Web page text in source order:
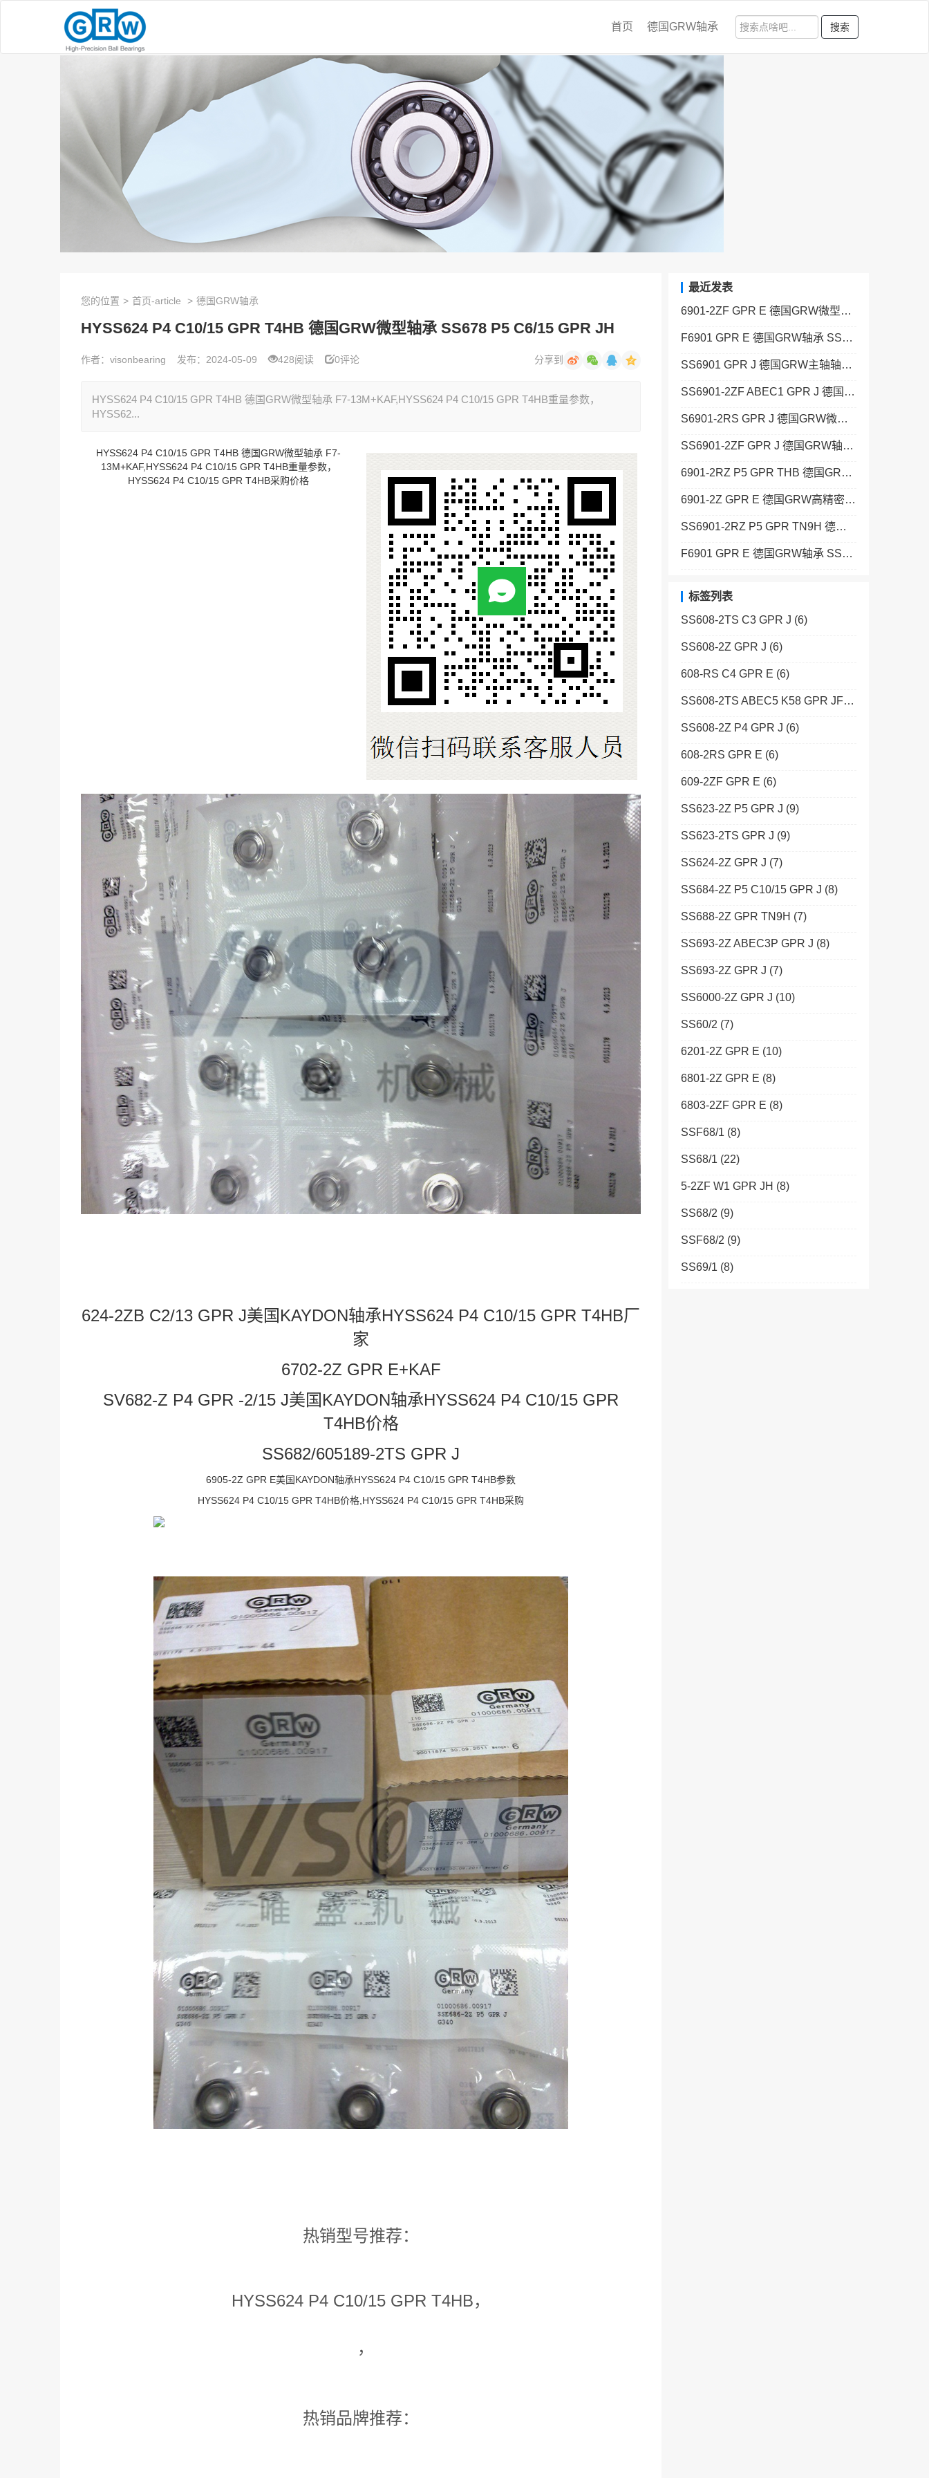
搜索
首页 德国GRW轴承
您的位置 > 首页-article > 德国GRW轴承
HYSS624 P4 C10/15 GPR T4HB 德国GRW微型轴承 SS678 P5 C6/15 GPR JH
作者：visonbearing 发布：2024-05-09 428阅读 0评论 分享到
HYSS624 P4 C10/15 GPR T4HB 德国GRW微型轴承 F7-13M+KAF,HYSS624 P4 C10/15 GPR T4HB重量参数，
HYSS62...
HYSS624 P4 C10/15 GPR T4HB 德国GRW微型轴承 F7-
13M+KAF,HYSS624 P4 C10/15 GPR T4HB重量参数，
HYSS624 P4 C10/15 GPR T4HB采购价格
624-2ZB C2/13 GPR J美国KAYDON轴承HYSS624 P4 C10/15 GPR T4HB厂
家
6702-2Z GPR E+KAF
SV682-Z P4 GPR -2/15 J美国KAYDON轴承HYSS624 P4 C10/15 GPR
T4HB价格
SS682/605189-2TS GPR J
6905-2Z GPR E美国KAYDON轴承HYSS624 P4 C10/15 GPR T4HB参数
HYSS624 P4 C10/15 GPR T4HB价格,HYSS624 P4 C10/15 GPR T4HB采购
热销型号推荐：
HYSS624 P4 C10/15 GPR T4HB，
，
热销品牌推荐：
最近发表
6901-2ZF GPR E 德国GRW微型轴承 SSF688-2Z ABEC5 K25 GPR J
F6901 GPR E 德国GRW轴承 SS693-2Z GPR J
SS6901 GPR J 德国GRW主轴轴承 129+KAF
SS6901-2ZF ABEC1 GPR J 德国GRW高精密轴承 SS681 C10/15 GPR J
S6901-2RS GPR J 德国GRW微型轴承 SS685 C14/20 GPR J
SS6901-2ZF GPR J 德国GRW轴承 SS7938-2Z W1 ABEC3 K58 GPR JH
6901-2RZ P5 GPR THB 德国GRW主轴轴承 SS68/2,5-2Z P6 C10/15 GPR J
6901-2Z GPR E 德国GRW高精密轴承 SS624-2Z ABEC3P GPR J
SS6901-2RZ P5 GPR TN9H 德国GRW微型轴承 608-2RS C8/13 GPR TN9H
F6901 GPR E 德国GRW轴承 SSF692-2Z GPR J
标签列表
SS608-2TS C3 GPR J (6)
SS608-2Z GPR J (6)
608-RS C4 GPR E (6)
SS608-2TS ABEC5 K58 GPR JF
(6)
SS608-2Z P4 GPR J (6)
608-2RS GPR E (6)
609-2ZF GPR E (6)
SS623-2Z P5 GPR J (9)
SS623-2TS GPR J (9)
SS624-2Z GPR J (7)
SS684-2Z P5 C10/15 GPR J (8)
SS688-2Z GPR TN9H (7)
SS693-2Z ABEC3P GPR J (8)
SS693-2Z GPR J (7)
SS6000-2Z GPR J (10)
SS60/2 (7)
6201-2Z GPR E (10)
6801-2Z GPR E (8)
6803-2ZF GPR E (8)
SSF68/1 (8)
SS68/1 (22)
5-2ZF W1 GPR JH (8)
SS68/2 (9)
SSF68/2 (9)
SS69/1 (8)